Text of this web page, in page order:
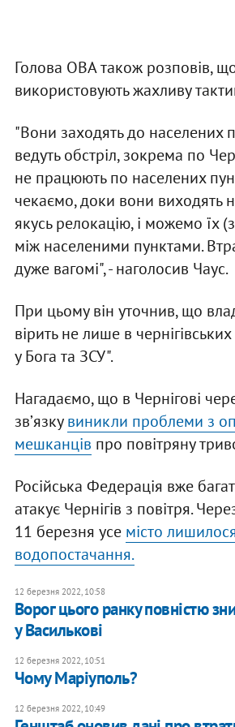
Голова ОВА також розповів,
використовують жахливу
"Вони заходять до населених
ведуть обстріл, зокрема по
не працюють по населених
чекаємо, доки вони виходять
якусь релокацію, і можемо їх
між населеними пунктами.
дуже вагомі", - наголосив Чаус.
При цьому він уточнив, що
вірить не лише в
у Бога та ЗСУ".
Нагадаємо, що в Чернігові
звʼязкувиникли проблеми з
мешканців про повітряну
Російська Федерація вже
атакує Чернігів з повітря.
11 березня усе місто
водопостачання.
12 березня 2022, 10:58
Ворог цього ранку повністю
у Василькові
12 березня 2022, 10:51
Чому Маріуполь?
12 березня 2022, 10:49